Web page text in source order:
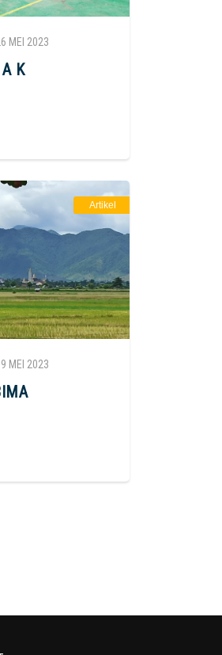
MEI 2023
K
Artikel
MEI 2023